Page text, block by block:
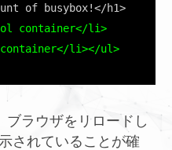
<html><body><h1>volume-mount of busybox!</h1>
container</li>
li></ul>
ブラウザをリロードし
されていることが確